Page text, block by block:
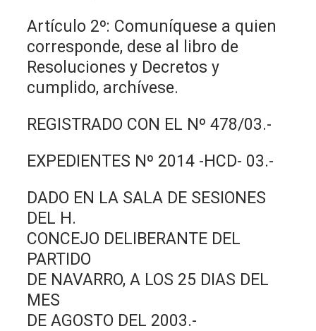
Artículo 2º: Comuníquese a quien
corresponde, dese al libro de
Resoluciones y Decretos y
cumplido, archívese.
REGISTRADO CON EL Nº 478/03.-
EXPEDIENTES Nº 2014 -HCD- 03.-
DADO EN LA SALA DE SESIONES
DEL H.
CONCEJO DELIBERANTE DEL
PARTIDO
DE NAVARRO, A LOS 25 DIAS DEL
MES
DE AGOSTO DEL 2003.-